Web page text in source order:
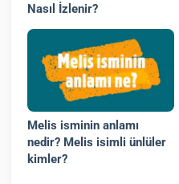
Nasıl İzlenir?
Melis isminin anlamı
nedir? Melis isimli ünlüler
kimler?